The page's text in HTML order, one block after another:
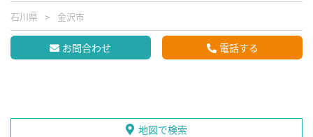
石川県 金沢市
お問合わせ 電話する
地図で検索